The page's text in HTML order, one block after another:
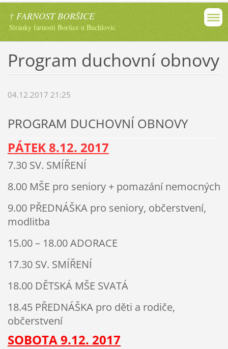
† FARNOST BORŠICE
Stránky farnosti Boršice u Buchlovic
Program duchovní obnovy
04.12.2017 21:25
PROGRAM DUCHOVNÍ OBNOVY
PÁTEK8.12. 2017
7.30 SV. SMÍŘENÍ
8.00 MŠE pro seniory + pomazání nemocných
9.00 PŘEDNÁŠKA pro seniory, občerstvení,
modlitba
15.00 – 18.00 ADORACE
17.30 SV. SMÍŘENÍ
18.00 DĚTSKÁ MŠE SVATÁ
18.45 PŘEDNÁŠKA pro děti a rodiče,
občerstvení
SOBOTA9.12. 2017